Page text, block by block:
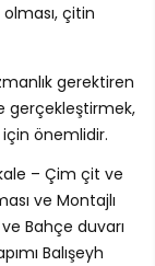
çitin
gerektiren
gerçekleştirmek,
önemlidir.
– Çim çit ve
ve Montajlı
Bahçe duvarı
Balışeyh